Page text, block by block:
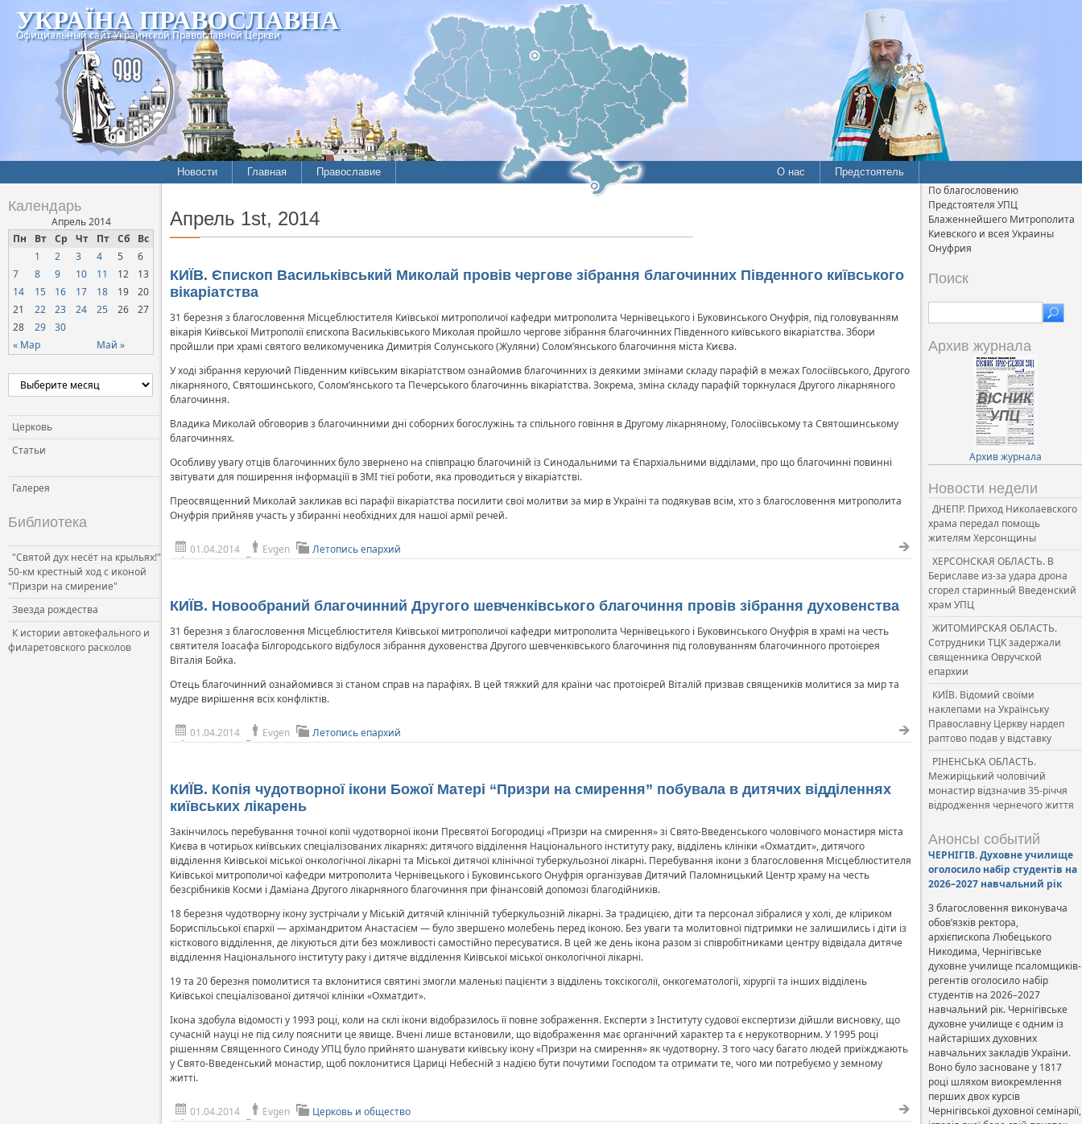
УКРАЇНА ПРАВОСЛАВНА
Официальный сайт Украинской Православной Церкви
Новости
Межконфессиональные
отношения
верующих
Официальная хроника
Расколы, ереси, секты
СОЦИАЛЬНОЕ
СЛУЖЕНИЕ
Церковь и власть
Церковь и общество
Церковь и СМИ
Главная Православие
История
Митрополиты
О нас Предстоятель
Календарь
Апрель 2014
Пн
Вт Ср Чт Пт Сб Вс
« Мар Май »
1 2 3 4 5
6
7
8 9 10 11 12
13
14
15 16 17 18 19
20
21
22 23 24 25 26
27
28
29 30
Церковь
Статьи
Галерея
Библиотека
"Святой дух несёт на крыльях!"
50-км крестный ход с иконой
"Призри на смирение"
Звезда рождества
К истории автокефального и
филаретовского расколов
Апрель 1st, 2014
КИЇВ. Єпископ Васильківський Миколай провів чергове зібрання благочинних Південного київського
вікаріатства
31 березня з благословення Місцеблюстителя Київської митрополичої кафедри митрополита Чернівецького і Буковинського Онуфрія, під головуванням
вікарія Київської Митрополії єпископа Васильківського Миколая пройшло чергове зібрання благочинних Південного київського вікаріатства. Збори
пройшли при храмі святого великомученика Димитрія Солунського (Жуляни) Солом’янського благочиння міста Києва.
У ході зібрання керуючий Південним київським вікаріатством ознайомив благочинних із деякими змінами складу парафій в межах Голосіївського, Другого
лікарняного, Святошинського, Солом’янського та Печерського благочиннь вікаріатства. Зокрема, зміна складу парафій торкнулася Другого лікарняного
благочиння.
Владика Миколай обговорив з благочинними дні соборних богослужінь та спільного говіння в Другому лікарняному, Голосіївському та Святошинському
благочиннях.
Особливу увагу отців благочинних було звернено на співпрацю благочиній із Синодальними та Єпархіальними відділами, про що благочинні повинні
звітувати для поширення інформаціїї в ЗМІ тієї роботи, яка проводиться у вікаріатстві.
Преосвященний Миколай закликав всі парафії вікаріатства посилити свої молитви за мир в Україні та подякував всім, хто з благословення митрополита
Онуфрія прийняв участь у збиранні необхідних для нашої армії речей.
01.04.2014 Evgen Летопись епархий
КИЇВ. Новообраний благочинний Другого шевченківського благочиння провів зібрання духовенства
31 березня з благословення Місцеблюстителя Київської митрополичої кафедри митрополита Чернівецького і Буковинського Онуфрія в храмі на честь
святителя Іоасафа Білгородського відбулося зібрання духовенства Другого шевченківського благочиння під головуванням благочинного протоієрея
Віталія Бойка.
Отець благочинний ознайомився зі станом справ на парафіях. В цей тяжкий для країни час протоієрей Віталій призвав священиків молитися за мир та
мудре вирішення всіх конфліктів.
01.04.2014 Evgen Летопись епархий
КИЇВ. Копія чудотворної ікони Божої Матері “Призри на смирення” побувала в дитячих відділеннях
київських лікарень
Закінчилось перебування точної копії чудотворної ікони Пресвятої Богородиці «Призри на смирення» зі Свято-Введенського чоловічого монастиря міста
Києва в чотирьох київських спеціалізованих лікарнях: дитячого відділення Національного інституту раку, відділень клініки «Охматдит», дитячого
відділення Київської міської онкологічної лікарні та Міської дитячої клінічної туберкульозної лікарні. Перебування ікони з благословення Місцеблюстителя
Київської митрополичої кафедри митрополита Чернівецького і Буковинського Онуфрія організував Дитячий Паломницький Центр храму на честь
безсрібників Косми і Даміана Другого лікарняного благочиння при фінансовій допомозі благодійників.
18 березня чудотворну ікону зустрічали у Міській дитячій клінічній туберкульозній лікарні. За традицією, діти та персонал зібралися у холі, де кліриком
Бориспільської єпархії — архімандритом Анастасієм — було звершено молебень перед іконою. Без уваги та молитовної підтримки не залишились і діти із
кісткового відділення, де лікуються діти без можливості самостійно пересуватися. В цей же день ікона разом зі співробітниками центру відвідала дитяче
відділення Національного інституту раку і дитяче відділення Київської міської онкологічної лікарні.
19 та 20 березня помолитися та вклонитися святині змогли маленькі пацієнти з відділень токсікоголії, онкогематології, хірургії та інших відділень
Київської спеціалізованої дитячої клініки «Охматдит».
Ікона здобула відомості у 1993 році, коли на склі ікони відобразилось її повне зображення. Експерти з Інституту судової експертизи дійшли висновку, що
сучасній науці не під силу пояснити це явище. Вчені лише встановили, що відображення має органічний характер та є нерукотворним. У 1995 році
рішенням Священного Синоду УПЦ було прийнято шанувати київську ікону «Призри на смирення» як чудотворну. З того часу багато людей приїжджають
у Свято-Введенський монастир, щоб поклонитися Цариці Небесній з надією бути почутими Господом та отримати те, чого ми потребуємо у земному
житті.
01.04.2014 Evgen Церковь и общество
По благословению
Предстоятеля УПЦ
Блаженнейшего Митрополита
Киевского и всея Украины
Онуфрия
Поиск
Архив журнала
Архив журнала
Новости недели
ДНЕПР. Приход Николаевского
храма передал помощь
жителям Херсонщины
ХЕРСОНСКАЯ ОБЛАСТЬ. В
Бериславе из-за удара дрона
сгорел старинный Введенский
храм УПЦ
ЖИТОМИРСКАЯ ОБЛАСТЬ.
Сотрудники ТЦК задержали
священника Овручской
епархии
КИЇВ. Відомий своїми
наклепами на Українську
Православну Церкву нардеп
раптово подав у відставку
РІНЕНСЬКА ОБЛАСТЬ.
Межиріцький чоловічий
монастир відзначив 35-річчя
відродження чернечого життя
Анонсы событий
ЧЕРНІГІВ. Духовне училище
оголосило набір студентів на
2026–2027 навчальний рік
З благословення виконувача
обов’язків ректора,
архієпископа Любецького
Никодима, Чернігівське
духовне училище псаломщиків-
регентів оголосило набір
студентів на 2026–2027
навчальний рік. Чернігівське
духовне училище є одним із
найстаріших духовних
навчальних закладів України.
Воно було засноване у 1817
році шляхом виокремлення
перших двох курсів
Чернігівської духовної семінарії,